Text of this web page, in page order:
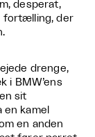
desperat,
fortælling, der
drenge,
i BMW’ens
sit
kamel
en anden